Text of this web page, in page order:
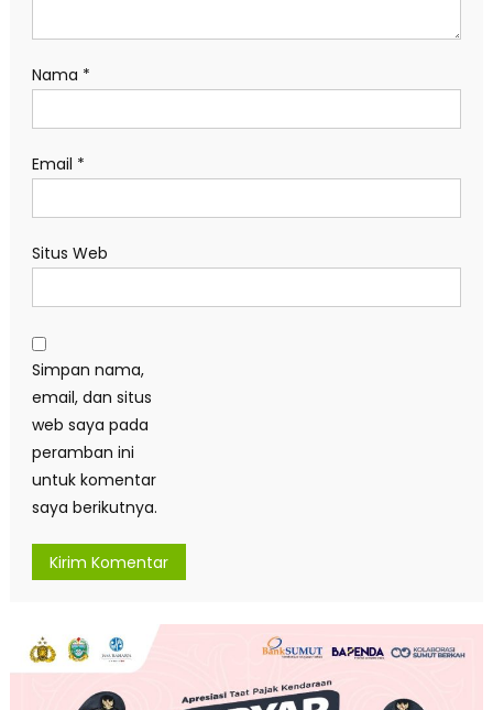
Nama *
Email *
Situs Web
Simpan nama,
email, dan situs
web saya pada
peramban ini
untuk komentar
saya berikutnya.